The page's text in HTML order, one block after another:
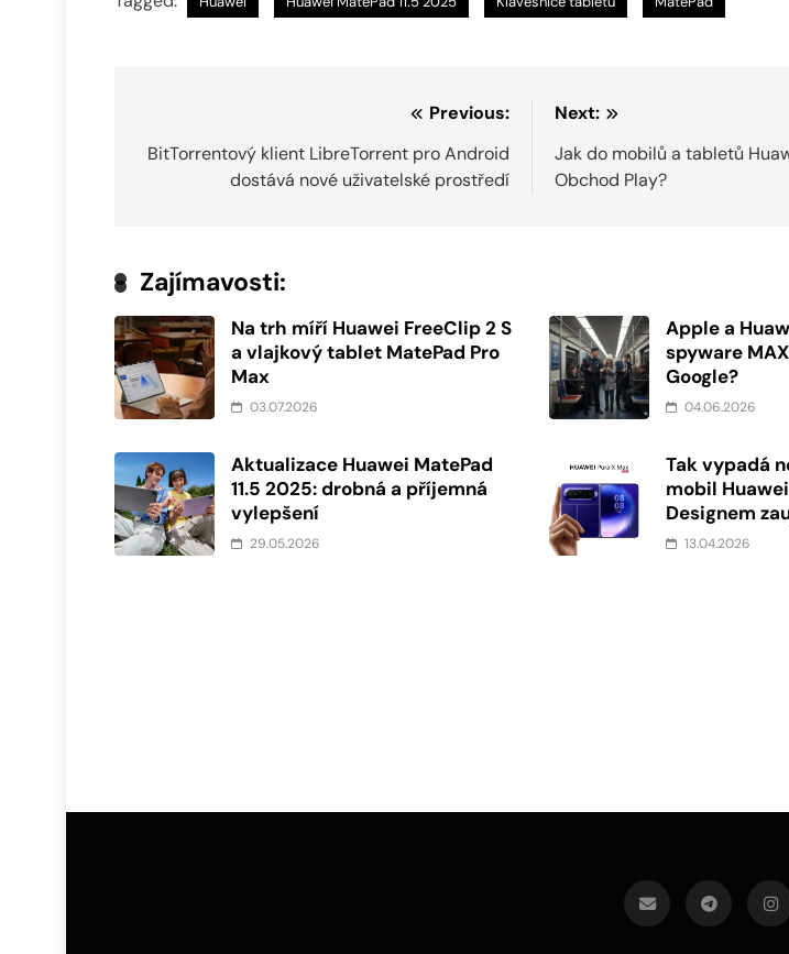
pro
příspěvek
Previous:
BitTorrentový klient LibreTorrent pro Android
dostává nové uživatelské prostředí
Next:
Jak do mobilů a tabletů
Obchod Play?
Zajímavosti:
Na trh míří Huawei FreeClip 2 S
a vlajkový tablet MatePad Pro
Max
03.07.2026
Apple a
spyware
Google?
04.06.2026
Aktualizace Huawei MatePad
11.5 2025: drobná a příjemná
vylepšení
29.05.2026
Tak vypadá
mobil
Designem
13.04.2026